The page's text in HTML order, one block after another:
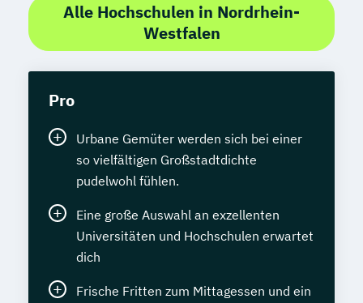
Alle Hochschulen in Nordrhein-
Westfalen
Pro
Urbane Gemüter werden sich bei einer
so vielfältigen Großstadtdichte
pudelwohl fühlen.
Eine große Auswahl an exzellenten
Universitäten und Hochschulen erwartet
dich
Frische Fritten zum Mittagessen und ein